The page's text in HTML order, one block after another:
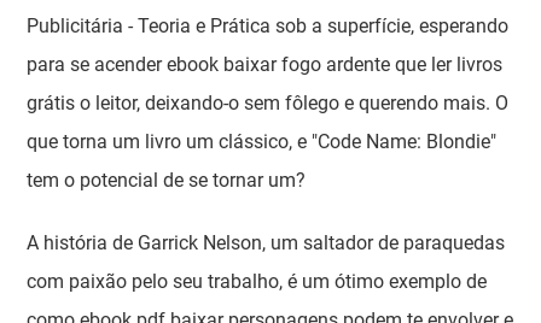
Publicitária - Teoria e Prática sob a superfície, esperando
para se acender ebook baixar fogo ardente que ler livros
grátis o leitor, deixando-o sem fôlego e querendo mais. O
que torna um livro um clássico, e "Code Name: Blondie"
tem o potencial de se tornar um?
A história de Garrick Nelson, um saltador de paraquedas
com paixão pelo seu trabalho, é um ótimo exemplo de